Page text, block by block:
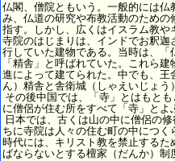
仏閣、僧院ともいう。一般的には
み、仏道の研究や布教活動のため
指す。しかし、広くはイスラム教や
寺院のはじまりは、インドでお釈
行していた建物である。当時は、
「精舎」と呼ばれていた。これら
進によって建てられた。中でも、王
ん）精舎と舎衛城（しゃえいじょう
その後中国では、「寺」とはもと
に僧侶が住む所をすべて「寺」とよ
日本では、古くは山の中に僧侶の
ちに寺院は人々の住む町の中につ
時代には、キリスト教を禁止する
ばならないとする檀家（だんか）制